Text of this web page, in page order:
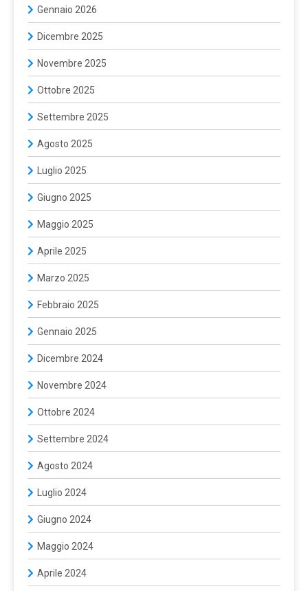
Gennaio 2026
Dicembre 2025
Novembre 2025
Ottobre 2025
Settembre 2025
Agosto 2025
Luglio 2025
Giugno 2025
Maggio 2025
Aprile 2025
Marzo 2025
Febbraio 2025
Gennaio 2025
Dicembre 2024
Novembre 2024
Ottobre 2024
Settembre 2024
Agosto 2024
Luglio 2024
Giugno 2024
Maggio 2024
Aprile 2024